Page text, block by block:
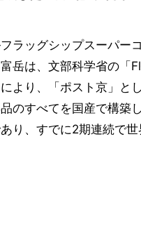
ラッグシップスーパー
岳は、文部科学省の「
より、「ポスト京」と
品のすべてを国産で構築
り、すでに2期連続で